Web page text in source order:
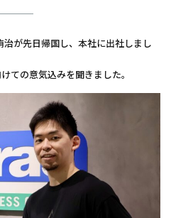
が先日帰国し、本社に出社しまし
ての意気込みを聞きました。